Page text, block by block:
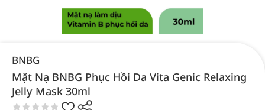
BNBG
Mặt Nạ BNBG Phục Hồi Da Vita Genic Relaxing
Jelly Mask 30ml